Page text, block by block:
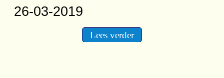
26-03-2019
Lees verder